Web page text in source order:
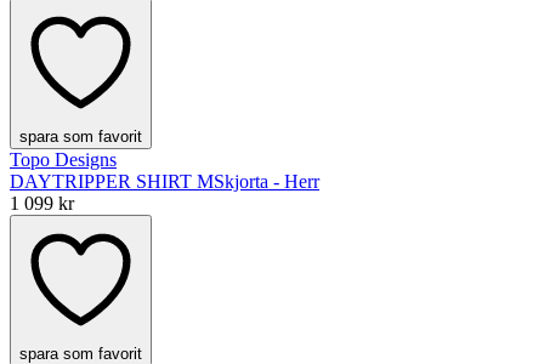
spara som favorit
Topo Designs
DAYTRIPPER SHIRT MSkjorta - Herr
1 099 kr
spara som favorit